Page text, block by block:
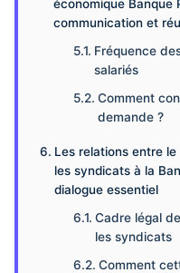
économique Banque
communication et
Fréquence
salariés
Comment
demande ?
Les relations entre
les syndicats à la
dialogue essentiel
Cadre légal
les syndicats
Comment